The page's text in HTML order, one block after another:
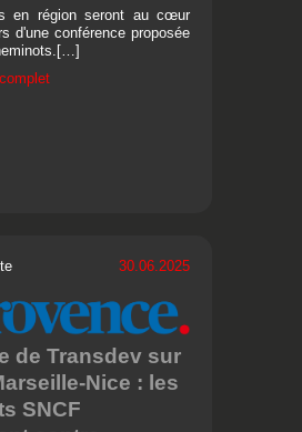
en région seront au cœur
d'une conférence proposée
30.06.2025
de Transdev sur
Nice : les
SNCF